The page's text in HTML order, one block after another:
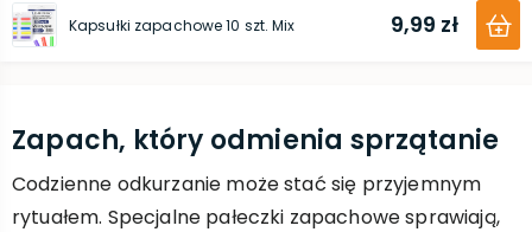
Kapsułki zapachowe 10 szt. Mix 9,99 zł
Zapach, który odmienia sprzątanie
Codzienne odkurzanie może stać się przyjemnym
rytuałem. Specjalne pałeczki zapachowe sprawiają,